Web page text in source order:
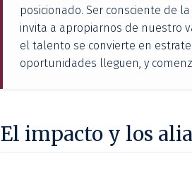
posicionado. Ser consciente de
invita a apropiarnos de nuestro
el talento se convierte en
oportunidades lleguen, y
El impacto y los